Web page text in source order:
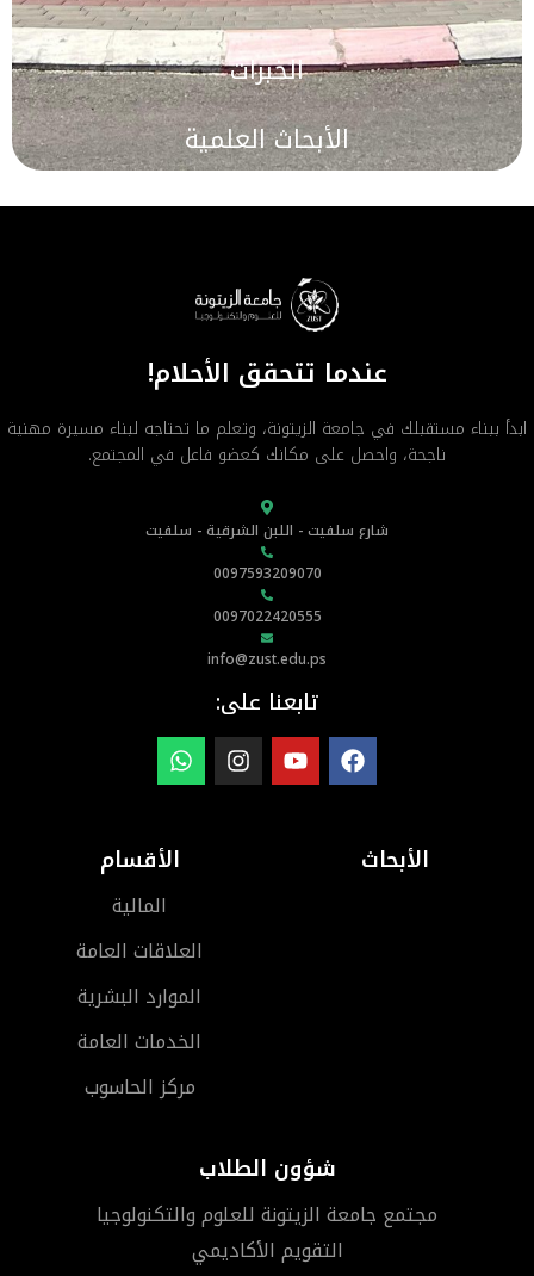
الخبرات
الأبحاث العلمية
عندما تتحقق الأحلام!
ابدأ ببناء مستقبلك في جامعة الزيتونة، وتعلم ما تحتاجه لبناء مسيرة مهنية
ناجحة، واحصل على مكانك كعضو فاعل في المجتمع.
شارع سلفيت - اللبن الشرقية - سلفيت
0097593209070
0097022420555
info@zust.edu.ps
تابعنا على:
الأبحاث الأقسام
المالية
العلاقات العامة
الموارد البشرية
الخدمات العامة
مركز الحاسوب
شؤون الطلاب
مجتمع جامعة الزيتونة للعلوم والتكنولوجيا
التقويم الأكاديمي